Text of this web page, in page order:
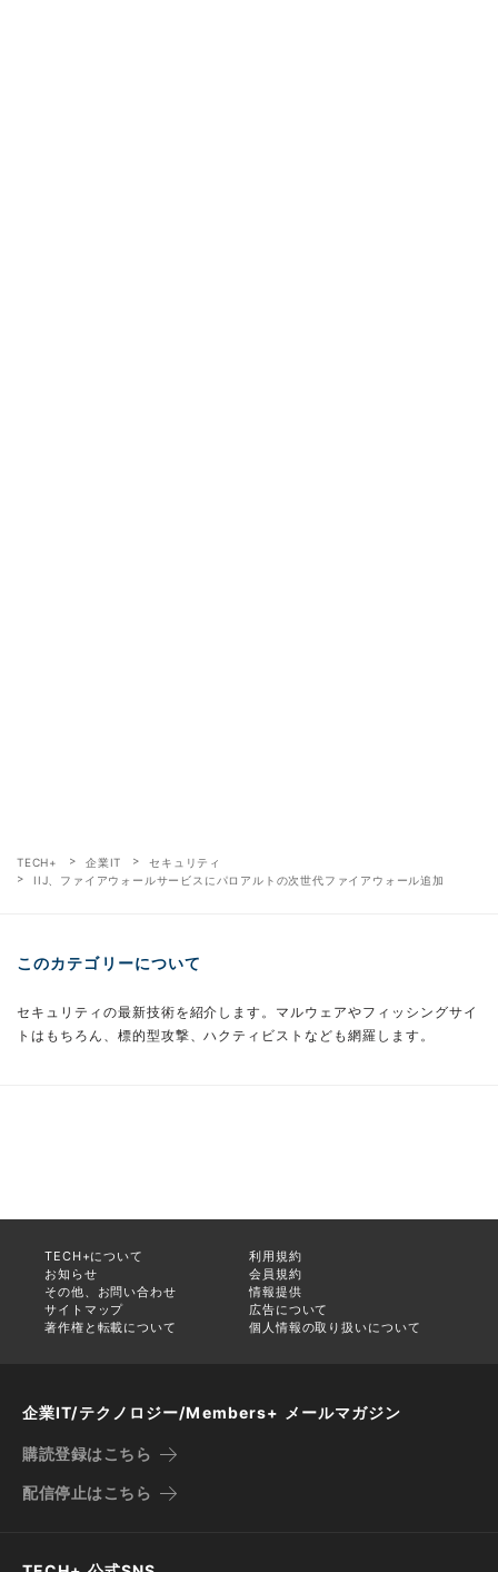
TECH+ 企業IT
セキュリティ
IIJ、ファイアウォールサービスにパロアルトの次世代ファイアウォール追加
このカテゴリーについて
セキュリティの最新技術を紹介します。マルウェアやフィッシングサイ
トはもちろん、標的型攻撃、ハクティビストなども網羅します。
TECH+について
利用規約
お知らせ
会員規約
その他、お問い合わせ
情報提供
サイトマップ
広告について
著作権と転載について
個人情報の取り扱いについて
企業IT/テクノロジー/Members+ メールマガジン
購読登録はこちら
配信停止はこちら